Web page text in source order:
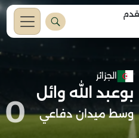
الجزائر
بوعبد الله وائل
وسط ميدان دفاعي 0